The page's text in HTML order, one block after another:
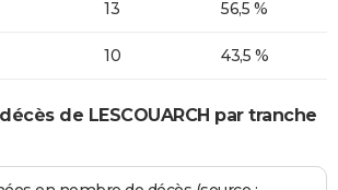
13 56,5 %
10 43,5 %
de LESCOUARCH par tranche